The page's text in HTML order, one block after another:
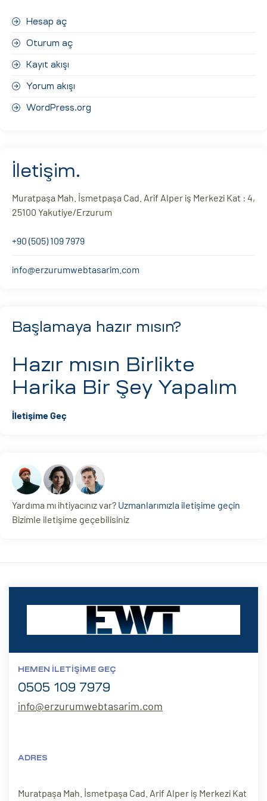
Hesap aç
Oturum aç
Kayıt akışı
Yorum akışı
WordPress.org
İletişim.
Muratpaşa Mah. İsmetpaşa Cad. Arif Alper iş Merkezi Kat : 4,
25100 Yakutiye/Erzurum
+90 (505) 109 7979
info@erzurumwebtasarim.com
Başlamaya hazır mısın?
Hazır mısın Birlikte
Harika Bir Şey Yapalım
İletişime Geç
Yardıma mı ihtiyacınız var? Uzmanlarımızla iletişime geçin
Bizimle iletişime geçebilisiniz
HEMEN İLETIŞIME GEÇ
0505 109 7979
info@erzurumwebtasarim.com
ADRES
Muratpaşa Mah. İsmetpaşa Cad. Arif Alper iş Merkezi Kat